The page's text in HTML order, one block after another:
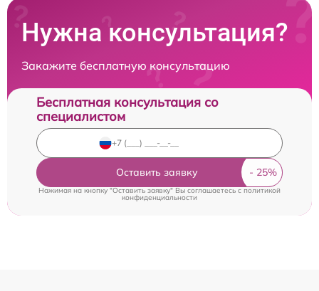
Нужна консультация?
Закажите бесплатную консультацию
Бесплатная консультация со
специалистом
Оставить заявку
Нажимая на кнопку "Оставить заявку" Вы соглашаетесь cполитикой
конфиденциальности